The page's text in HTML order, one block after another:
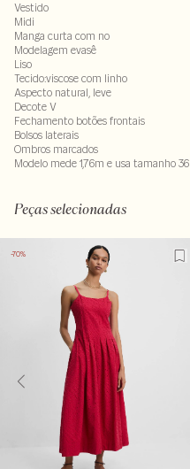
Vestido
Midi
Manga curta com no
Modelagem evasê
Liso
Tecido:viscose com linho
Aspecto natural, leve
Decote V
Fechamento botões frontais
Bolsos laterais
Ombros marcados
Modelo mede 1,76m e usa tamanho 36
Peças selecionadas
-70%